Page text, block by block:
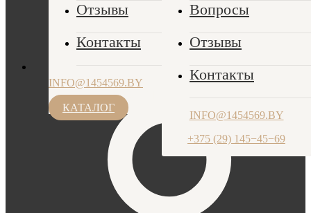
Отзывы
Контакты
INFO@1454569.BY
ПН-ЧТ: 9.00-17.30, ПТ: 9.00-17.00
КАТАЛОГ
Вопросы
Отзывы
Контакты
INFO@1454569.BY
+375 (29) 145−45−69